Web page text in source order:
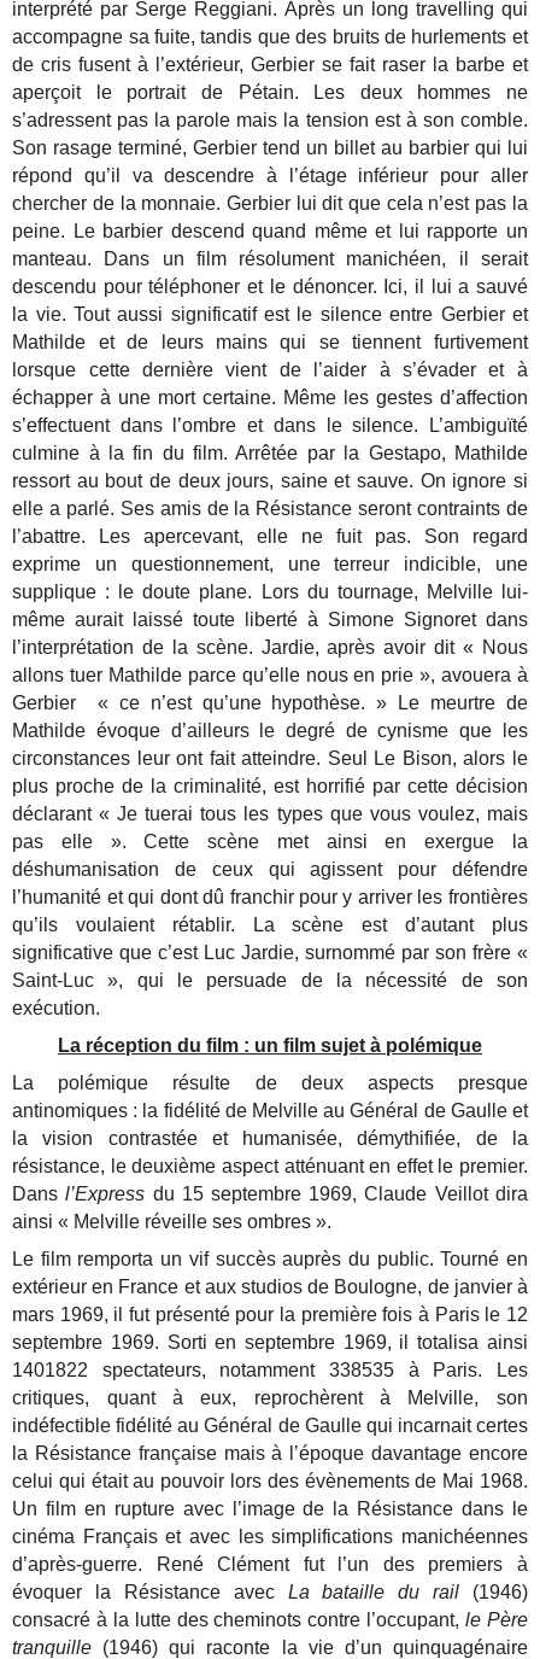
interprété par Serge Reggiani. Après un long travelling qui
accompagne sa fuite, tandis que des bruits de hurlements et
de cris fusent à l’extérieur, Gerbier se fait raser la barbe et
aperçoit le portrait de Pétain. Les deux hommes ne
s’adressent pas la parole mais la tension est à son comble.
Son rasage terminé, Gerbier tend un billet au barbier qui lui
répond qu’il va descendre à l’étage inférieur pour aller
chercher de la monnaie. Gerbier lui dit que cela n’est pas la
peine. Le barbier descend quand même et lui rapporte un
manteau. Dans un film résolument manichéen, il serait
descendu pour téléphoner et le dénoncer. Ici, il lui a sauvé
la vie. Tout aussi significatif est le silence entre Gerbier et
Mathilde et de leurs mains qui se tiennent furtivement
lorsque cette dernière vient de l’aider à s’évader et à
échapper à une mort certaine. Même les gestes d’affection
s’effectuent dans l’ombre et dans le silence. L’ambiguïté
culmine à la fin du film. Arrêtée par la Gestapo, Mathilde
ressort au bout de deux jours, saine et sauve. On ignore si
elle a parlé. Ses amis de la Résistance seront contraints de
l’abattre. Les apercevant, elle ne fuit pas. Son regard
exprime un questionnement, une terreur indicible, une
supplique : le doute plane. Lors du tournage, Melville lui-
même aurait laissé toute liberté à Simone Signoret dans
l’interprétation de la scène. Jardie, après avoir dit « Nous
allons tuer Mathilde parce qu’elle nous en prie », avouera à
Gerbier « ce n’est qu’une hypothèse. » Le meurtre de
Mathilde évoque d’ailleurs le degré de cynisme que les
circonstances leur ont fait atteindre. Seul Le Bison, alors le
plus proche de la criminalité, est horrifié par cette décision
déclarant « Je tuerai tous les types que vous voulez, mais
pas elle ». Cette scène met ainsi en exergue la
déshumanisation de ceux qui agissent pour défendre
l’humanité et qui dont dû franchir pour y arriver les frontières
qu’ils voulaient rétablir. La scène est d’autant plus
significative que c’est Luc Jardie, surnommé par son frère «
Saint-Luc », qui le persuade de la nécessité de son
exécution.
La réception du film : un film sujet à polémique
La polémique résulte de deux aspects presque
antinomiques : la fidélité de Melville au Général de Gaulle et
la vision contrastée et humanisée, démythifiée, de la
résistance, le deuxième aspect atténuant en effet le premier.
Dansl’Express du 15 septembre 1969, Claude Veillot dira
ainsi « Melville réveille ses ombres ».
Le film remporta un vif succès auprès du public. Tourné en
extérieur en France et aux studios de Boulogne, de janvier à
mars 1969, il fut présenté pour la première fois à Paris le 12
septembre 1969. Sorti en septembre 1969, il totalisa ainsi
1401822 spectateurs, notamment 338535 à Paris. Les
critiques, quant à eux, reprochèrent à Melville, son
indéfectible fidélité au Général de Gaulle qui incarnait certes
la Résistance française mais à l’époque davantage encore
celui qui était au pouvoir lors des évènements de Mai 1968.
Un film en rupture avec l’image de la Résistance dans le
cinéma Français et avec les simplifications manichéennes
d’après-guerre. René Clément fut l’un des premiers à
évoquer la Résistance avec La bataille du rail (1946)
consacré à la lutte des cheminots contre l’occupant,le Père
tranquille (1946) qui raconte la vie d’un quinquagénaire